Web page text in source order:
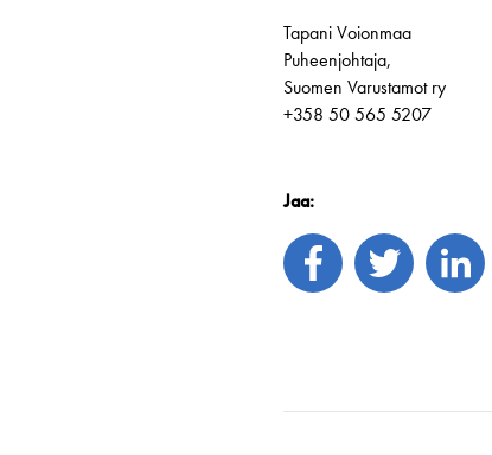
Tapani Voionmaa
Puheenjohtaja,
Suomen Varustamot ry
+358 50 565 5207
Jaa: